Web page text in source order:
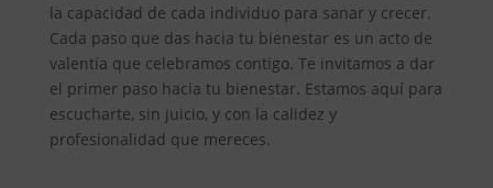
la capacidad de cada individuo para sanar y crecer.
Cada paso que das hacia tu bienestar es un acto de
valentía que celebramos contigo. Te invitamos a dar
el primer paso hacia tu bienestar. Estamos aquí para
escucharte, sin juicio, y con la calidez y
profesionalidad que mereces.